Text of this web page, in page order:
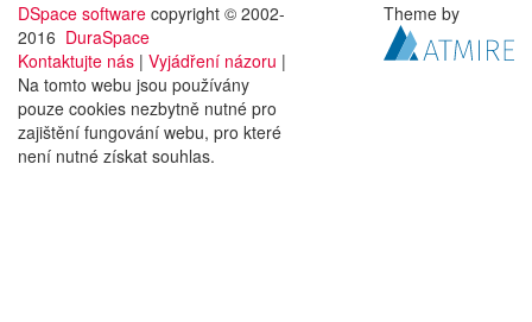
DSpace software copyright © 2002-
2016 DuraSpace
Kontaktujte nás | Vyjádření názoru |
Na tomto webu jsou používány
pouze cookies nezbytně nutné pro
zajištění fungování webu, pro které
není nutné získat souhlas.
Theme by